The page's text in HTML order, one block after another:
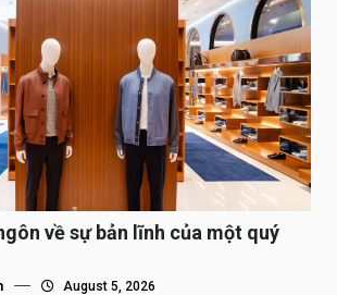
về sự bản lĩnh của một quý
August 5, 2026